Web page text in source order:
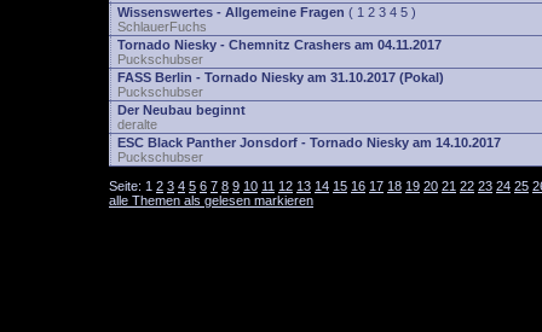
Wissenswertes - Allgemeine Fragen ( 1 2 3 4 5 )
SchlauerFuchs
Tornado Niesky - Chemnitz Crashers am 04.11.2017
Puckschubser
FASS Berlin - Tornado Niesky am 31.10.2017 (Pokal)
Puckschubser
Der Neubau beginnt
deralte
ESC Black Panther Jonsdorf - Tornado Niesky am 14.10.2017
Puckschubser
Seite: 1 2 3 4 5 6 7 8 9 10 11 12 13 14 15 16 17 18 19 20 21 22 23 24 25
alle Themen als gelesen markieren